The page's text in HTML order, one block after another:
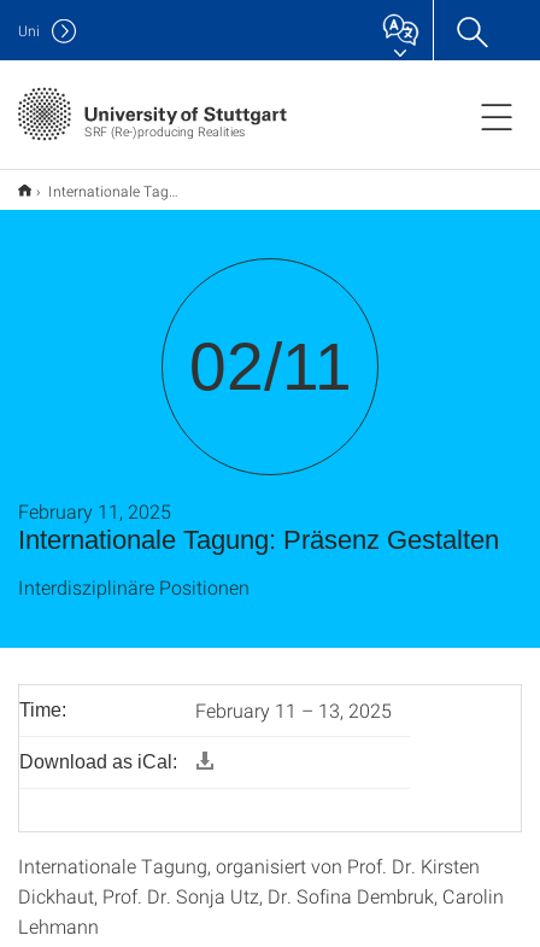
SRF (Re-)producing Realities
Uni
Internationale Tagung: Präsenz Gestalten
02/11
Internationale Tagung: Präsenz Gestalten
February 11, 2025
Interdisziplinäre Positionen
Time: February 11 – 13, 2025
Download as iCal:
Internationale Tagung, organisiert von Prof. Dr. Kirsten
Dickhaut, Prof. Dr. Sonja Utz, Dr. Sofina Dembruk, Carolin
Lehmann